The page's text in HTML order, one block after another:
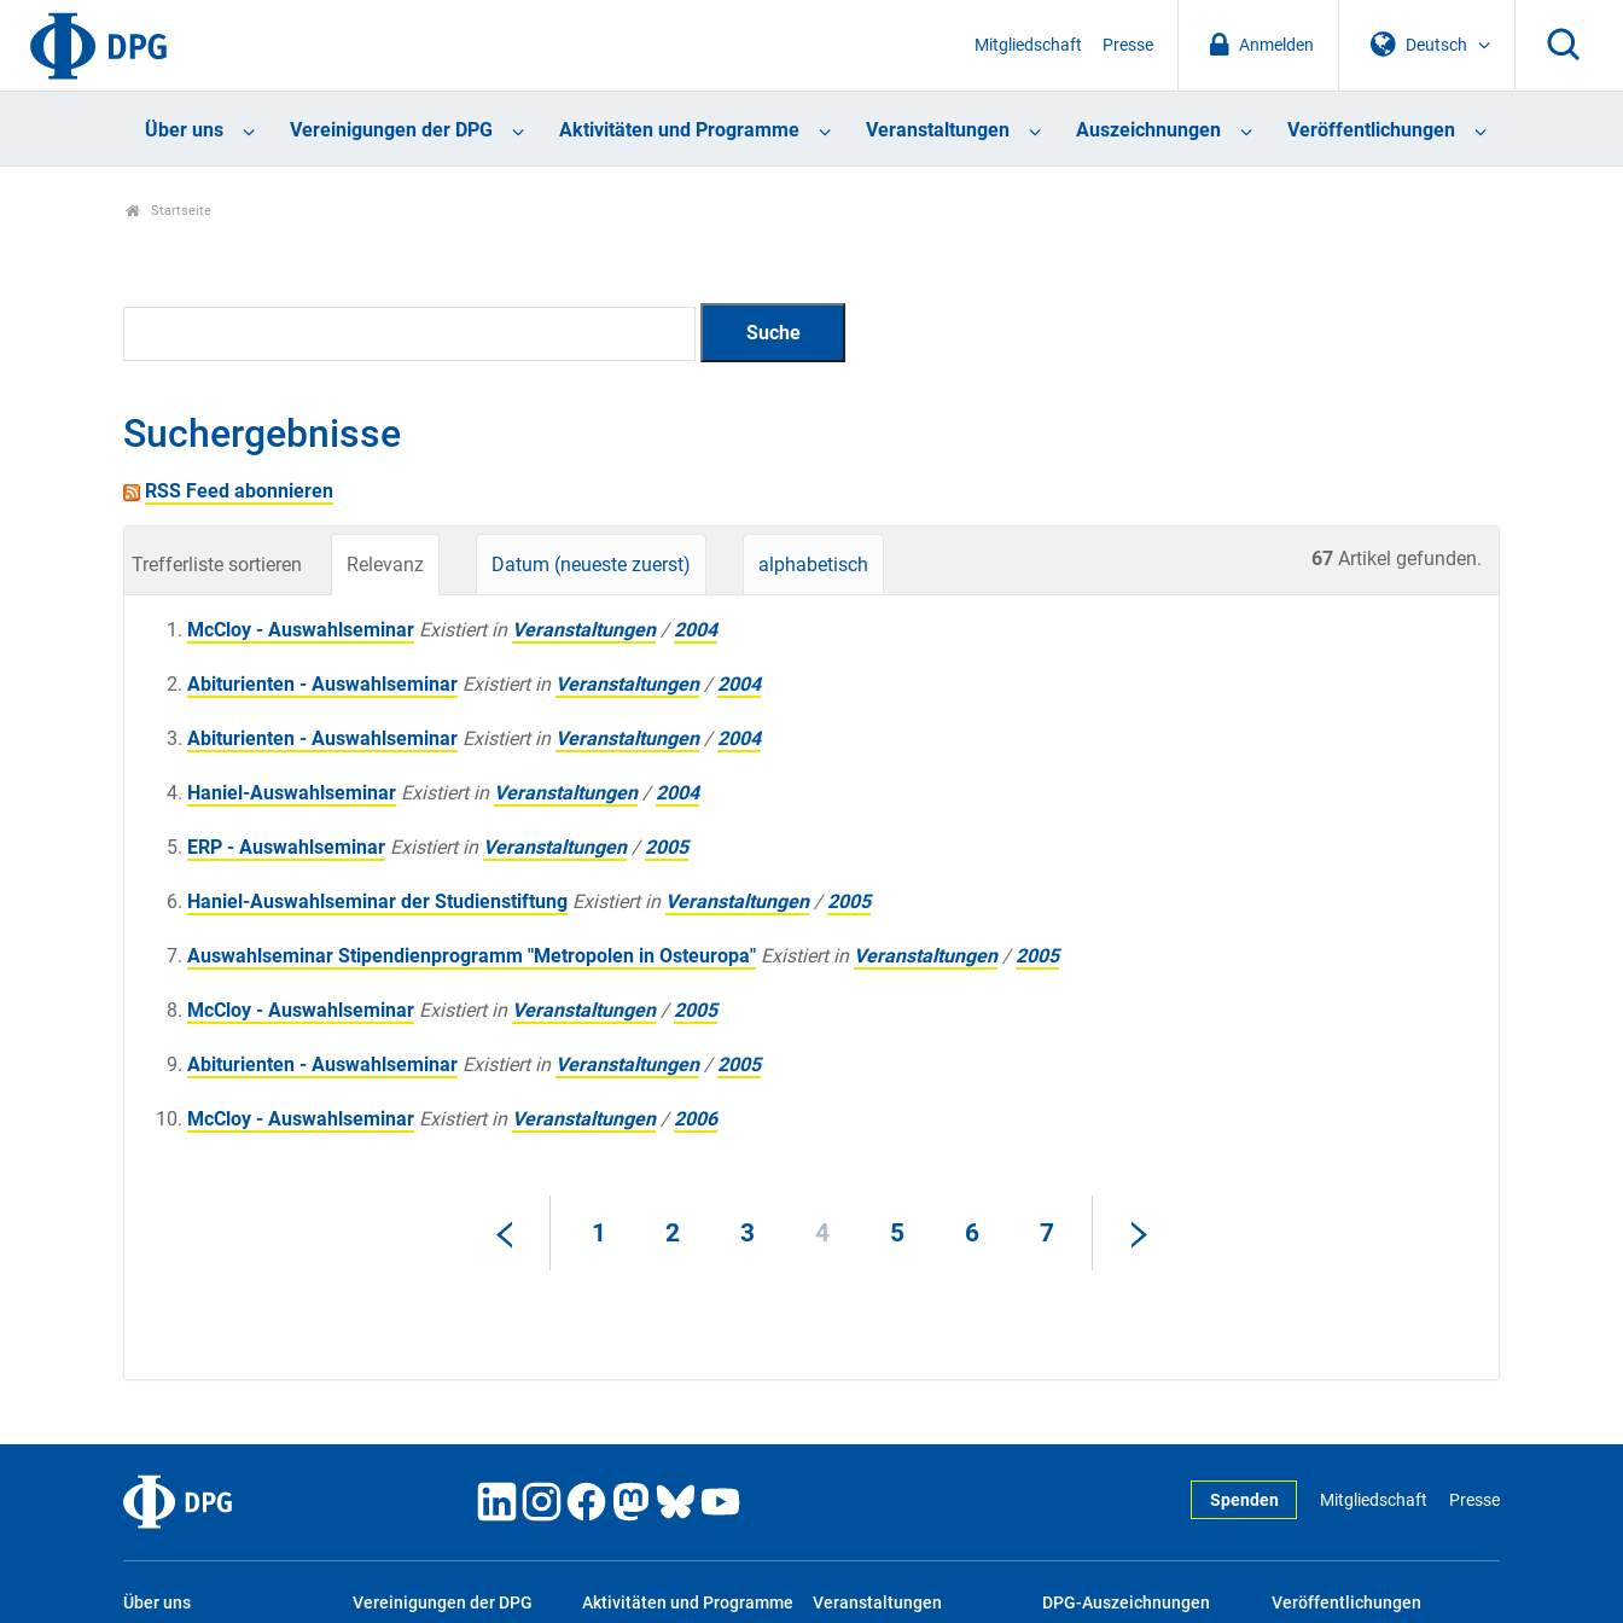
Deutsch
Anmelden
Mitgliedschaft Presse
Über uns Vereinigungen der DPG Aktivitäten und Programme Veranstaltungen Auszeichnungen Veröffentlichungen
Startseite
Suchergebnisse
RSS Feed abonnieren
67 Artikel gefunden.
Trefferliste sortieren Relevanz Datum (neueste zuerst) alphabetisch
McCloy - Auswahlseminar Existiert in Veranstaltungen /2004
Abiturienten - Auswahlseminar Existiert in Veranstaltungen /2004
Abiturienten - Auswahlseminar Existiert in Veranstaltungen /2004
Haniel-Auswahlseminar Existiert in Veranstaltungen /2004
ERP - Auswahlseminar Existiert in Veranstaltungen /2005
Haniel-Auswahlseminar der Studienstiftung Existiert in Veranstaltungen /2005
Auswahlseminar Stipendienprogramm "Metropolen in Osteuropa" Existiert in Veranstaltungen /2005
McCloy - Auswahlseminar Existiert in Veranstaltungen /2005
Abiturienten - Auswahlseminar Existiert in Veranstaltungen /2005
McCloy - Auswahlseminar Existiert in Veranstaltungen /2006
1 2 3 4 5 6 7
Spenden Mitgliedschaft Presse
Über uns Vereinigungen der DPG Aktivitäten und Programme Veranstaltungen DPG-Auszeichnungen Veröffentlichungen